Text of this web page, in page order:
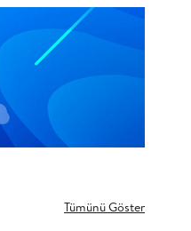
Tümünü Göster